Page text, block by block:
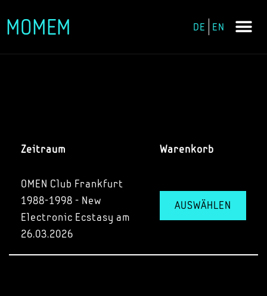
Zum
MOMEM DE EN
Zeitraum Warenkorb
OMEN Club Frankfurt
1988-1998 - New
Electronic Ecstasy am
26.03.2026
AUSWÄHLEN